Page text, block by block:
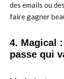
des emails ou
faire gagner
4. Magical
passe qui